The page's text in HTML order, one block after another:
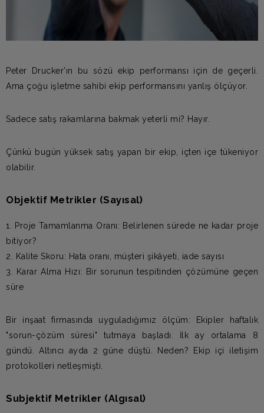
Peter Drucker'ın bu sözü ekip performansı için de geçerli.
Ama çoğu işletme sahibi ekip performansını yanlış ölçüyor.
Sadece satış rakamlarına bakmak yeterli mi? Hayır.
Çünkü bugün yüksek satış yapan bir ekip, içten içe tükeniyor
olabilir.
Objektif Metrikler (Sayısal)
1. Proje Tamamlanma Oranı: Belirlenen sürede ne kadar proje
bitiyor?
2. Kalite Skoru: Hata oranı, müşteri şikâyeti, iade sayısı
3. Karar Alma Hızı: Bir sorunun tespitinden çözümüne geçen
süre
Bir inşaat firmasında uyguladığımız ölçüm: Ekipler haftalık
"sorun-çözüm süresi" tutmaya başladı. İlk ay ortalama 8
gündü. Altıncı ayda 2 güne düştü. Neden? Ekip içi iletişim
protokolleri netleşmişti.
Subjektif Metrikler (Algısal)